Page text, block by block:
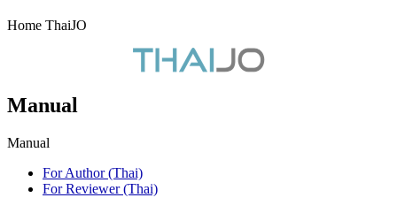
Home ThaiJO
Manual
Manual
For Author (Thai)
For Reviewer (Thai)